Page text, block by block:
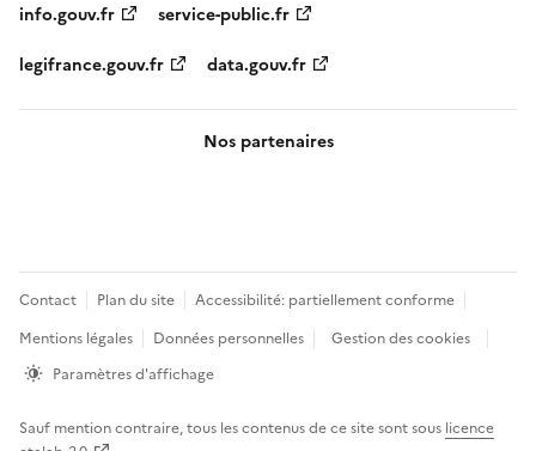
info.gouv.fr
service-public.fr
legifrance.gouv.fr
data.gouv.fr
Nos partenaires
Pied
de
page
Contact Plan du site
Accessibilité: partiellement conforme
Mentions légales
Données personnelles
Gestion des cookies
Paramètres d'affichage
Sauf mention contraire, tous les contenus de ce site sont sous licence